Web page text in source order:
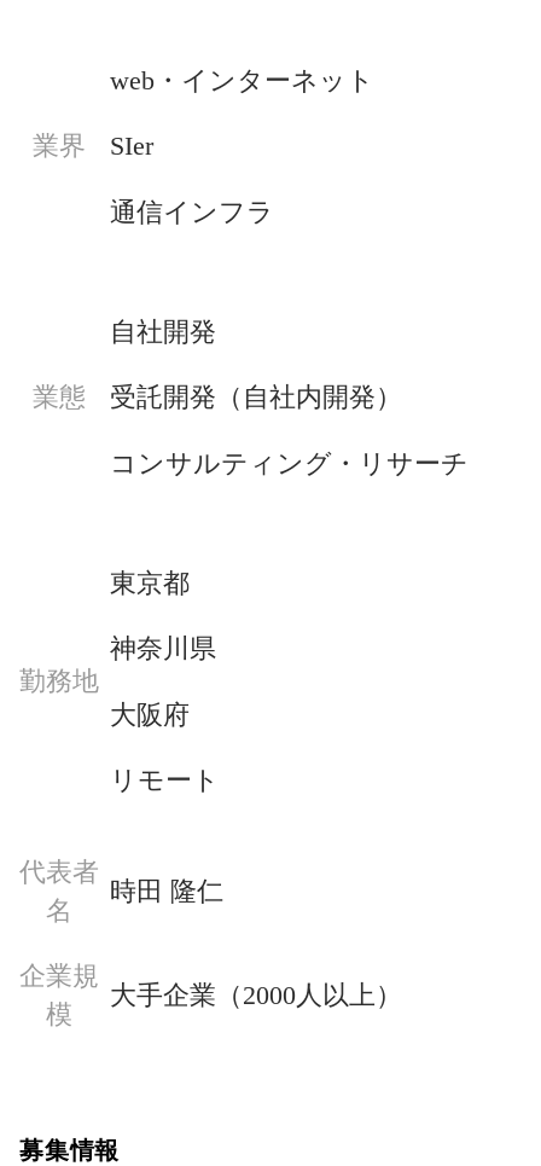
業界
web・インターネット
SIer
通信インフラ
業態
自社開発
受託開発（自社内開発）
コンサルティング・リサーチ
勤務地
東京都
神奈川県
大阪府
リモート
代表者
名
時田 隆仁
企業規
模
大手企業（2000人以上）
募集情報